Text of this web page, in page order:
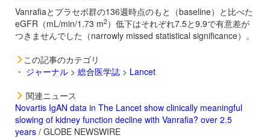
Vanrafiaとプラセボ群の136週時点のもと（baseline）と比べた
eGFR（mL/min/1.73 m2）低下はそれぞれ7.5と9.9で有意差が
つきませんでした（narrowly missed statistical significance）。
この記事のカテゴリ
・ ジャーナル > 総合医学誌 > Lancet
関連ニュース
Novartis IgAN data in The Lancet show clinically meaningful
slowing of kidney function decline with Vanrafia? over 2.5
years / GLOBE NEWSWIRE